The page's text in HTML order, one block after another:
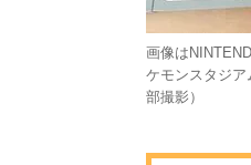
画像は
ケモンスタジア
部撮影）